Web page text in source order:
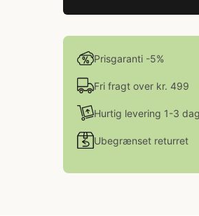
Prisgaranti -5%
Fri fragt over kr. 499
Hurtig levering 1-3
Ubegrænset returret